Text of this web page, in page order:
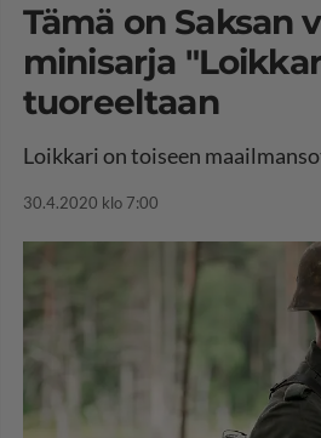
Tämä on Saksan
minisarja
tuoreeltaan
Loikkari on toiseen
30.4.2020 klo 7:00